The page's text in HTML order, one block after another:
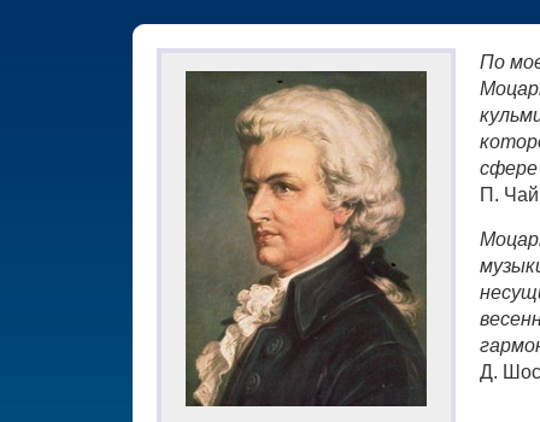
По
П.
Д.